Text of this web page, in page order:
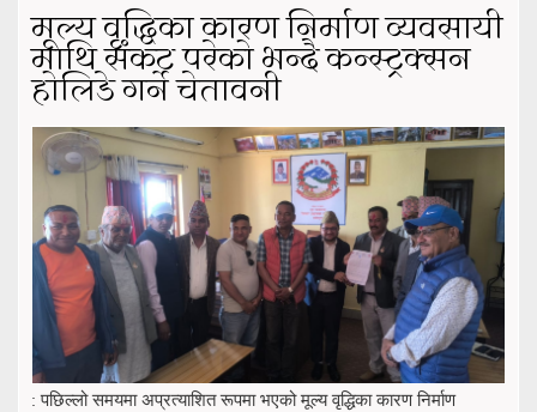
मूल्य वृद्धिका कारण निर्माण व्यवसायी
माथि संकट परेको भन्दै कन्स्ट्रक्सन
होलिडे गर्ने चेतावनी
: पछिल्लो समयमा अप्रत्याशित रूपमा भएको मूल्य वृद्धिका कारण निर्माण